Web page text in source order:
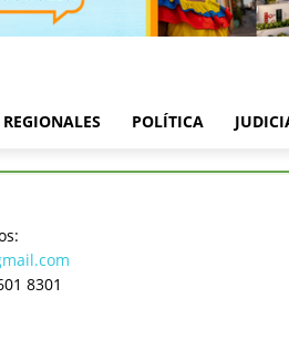
REGIONALES POLÍTICA
capturados
8301